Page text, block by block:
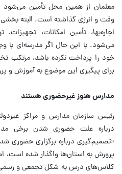
معلمان از همین محل تأمین می‌شود
وقت و انرژی گذاشته است. البته
اجاره‌بها، تأمین امکانات،
می‌شود. با این حال اگر مدرسه‌ای با
خود را پرداخت نکرده باشد، مرتکب
برای پیگیری این موضوع به آموزش و
مدارس هنوز غیرحضوری هستند
رئیس سازمان مدارس و مراکز
درباره علت حضوری شدن برخی
«تصمیم‌گیری درباره برگزاری حضوری
پرورش به استان‌ها واگذار شده است،
کلاس‌های درس به شکل تجمعی و رسمی